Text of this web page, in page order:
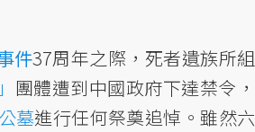
件37周年之際，死者遺族所組
團體遭到中國政府下達禁令，
墓進行任何祭奠追悼。雖然六